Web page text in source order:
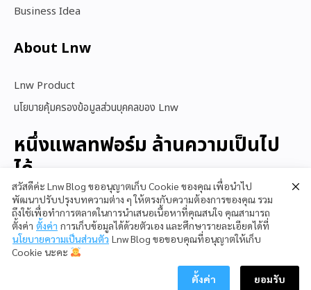
Business Idea
About Lnw​
Lnw Product
นโยบายคุ้มครองข้อมูลส่วนบุคคลของ Lnw
หนึ่งแพลทฟอร์ม ล้านความเป็นไป
ได้
สนใจใช้ LnwShop
Copyright © 2023 LnwShop Company Limited
สวัสดีค่ะ Lnw Blog ขออนุญาตเก็บ Cookie ของคุณ เพื่อนำไป
พัฒนาปรับปรุงบทความต่าง ๆ ให้ตรงกับความต้องการของคุณ รวม
ถึงใช้เพื่อทำการตลาดในการนำเสนอเนื้อหาที่คุณสนใจ คุณสามารถ
ตั้งค่า ตั้งค่า การเก็บข้อมูลได้ด้วยตัวเอง และศึกษารายละเอียดได้ที่
นโยบายความเป็นส่วนตัว Lnw Blog ขอขอบคุณที่อนุญาตให้เก็บ
Cookie นะคะ
ตั้งค่า ยอมรับ